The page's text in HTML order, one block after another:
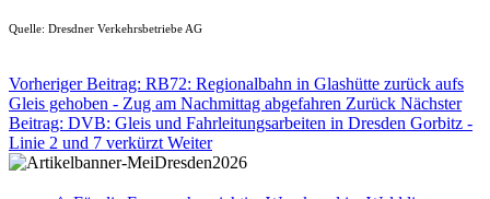
Quelle: Dresdner Verkehrsbetriebe AG
Vorheriger Beitrag: RB72: Regionalbahn in Glashütte zurück aufs
Gleis gehoben - Zug am Nachmittag abgefahren Zurück Nächster
Beitrag: DVB: Gleis und Fahrleitungsarbeiten in Dresden Gorbitz -
Linie 2 und 7 verkürzt Weiter